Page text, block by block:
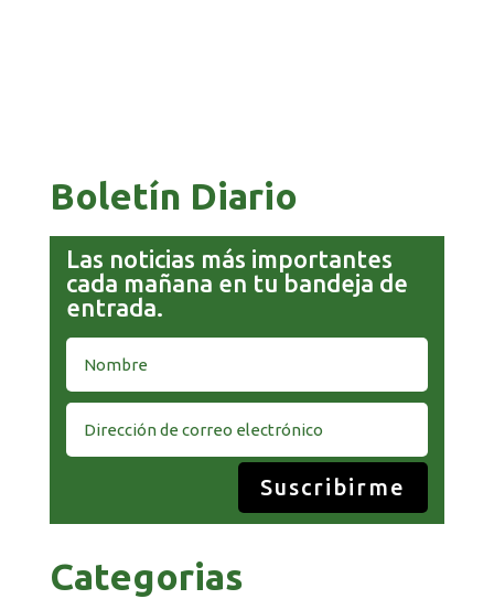
Boletín Diario
Las noticias más importantes
cada mañana en tu bandeja de
entrada.
Suscribirme
Categorias